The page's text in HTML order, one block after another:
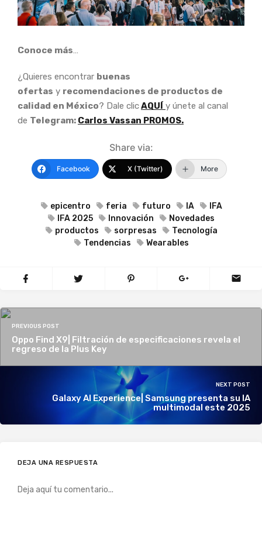
Conoce más…
¿Quieres encontrar buenas
ofertas y recomendaciones de productos de
calidad en México? Dale clicAQUÍ y únete al canal
de Telegram: Carlos Vassan PROMOS.
Share via:
Facebook X (Twitter) More
epicentro feria futuro IA
IFA
IFA 2025
Innovación
Novedades
productos
sorpresas
Tecnología
Tendencias
Wearables
PREVIOUS POST
Oppo Find X9| Filtración de especificaciones revela el
regreso de la Plus Key
NEXT POST
Galaxy AI Experience| Samsung presenta su IA
multimodal este 2025
DEJA UNA RESPUESTA